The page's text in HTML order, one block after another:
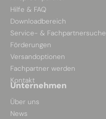
Hilfe & FAQ
Downloadbereich
Service- & Fachpartnersuche
Förderungen
Versandoptionen
Fachpartner werden
Kontakt
Unternehmen
Über uns
News